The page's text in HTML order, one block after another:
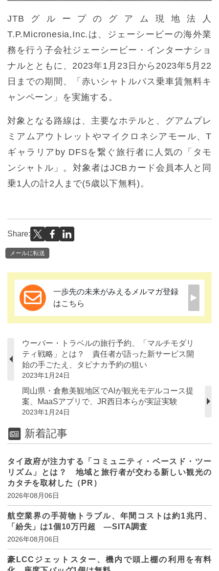
JTBグループのグアム現地法人
T.P.Micronesia,Inc.は、ジェーシービーの海外業
務を行う子会社ジェーシービー・インターナショ
ナルとともに、2023年1月23日から2023年5月22
日までの期間、「赤いシャトルバス乗車賃無料キ
ャンペーン」を実施する。
対象となる路線は、主要なホテルと、グアムプレ
ミアムアウトレットやマイクロネシアモール、T
ギャラリアby DFSを繋ぐ旅行者に人気の「タモ
ンシャトル」。対象者はJCBカード会員本人と同
乗1人の計2人まで(5歳以下無料)。
Share:
メールに転送
一歩先の未来がみえるメルマガ登録
はこちら
ウーバー・トラベルの旅行予約、「マルチモダリ
ティ戦略」とは？ 責任者が語った新サービス開
始の手ごたえ、タビナカ予約の狙い
2023年1月24日
岡山県・倉敷美観地区でAIが観光モデルコース提
案、MaaSアプリで、JR西日本らが実証実験
2023年1月24日
新着記事
タイ政府が注力する「コミュニティ・ベースド・ツー
リズム」とは？ 地域と旅行者が交わる新しい観光の
カタチを取材した（PR）
2026年08月06日
航空業界の手荷物トラブル、年間コストは約1兆円、
「紛失」は1個10万円超 ―SITA調査
2026年08月06日
豪LCCジェットスター、機内で頭上棚の利用を有料